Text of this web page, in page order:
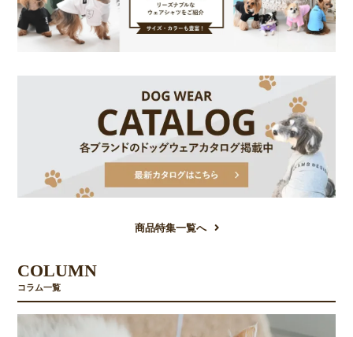
商品特集一覧へ
COLUMN
コラム一覧